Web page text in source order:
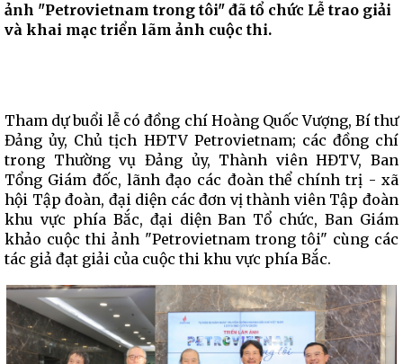
ảnh "Petrovietnam trong tôi" đã tổ chức Lễ trao giải
và khai mạc triển lãm ảnh cuộc thi.
Tham dự buổi lễ có đồng chí Hoàng Quốc Vượng, Bí thư
Đảng ủy, Chủ tịch HĐTV Petrovietnam; các đồng chí
trong Thường vụ Đảng ủy, Thành viên HĐTV, Ban
Tổng Giám đốc, lãnh đạo các đoàn thể chính trị - xã
hội Tập đoàn, đại diện các đơn vị thành viên Tập đoàn
khu vực phía Bắc, đại diện Ban Tổ chức, Ban Giám
khảo cuộc thi ảnh "Petrovietnam trong tôi" cùng các
tác giả đạt giải của cuộc thi khu vực phía Bắc.